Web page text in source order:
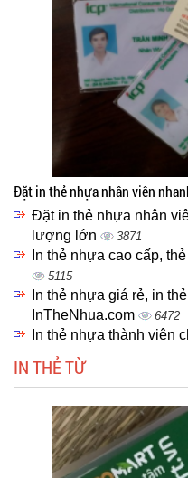
Đặt in thẻ nhựa nhân viên
Đặt in thẻ nhựa nhân
lượng lớn
3871
In thẻ nhựa cao cấp,
5115
In thẻ nhựa giá rẻ, in
InTheNhua.com
6472
In thẻ nhựa thành viên
IN THẺ TỪ